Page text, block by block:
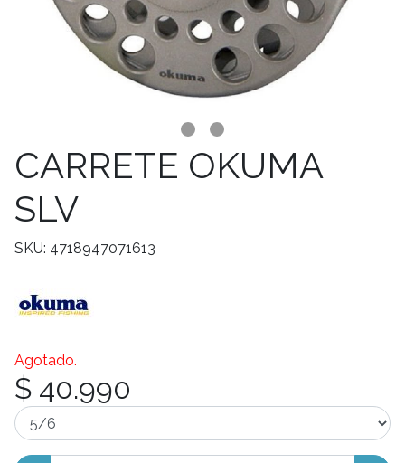
CARRETE OKUMA
SLV
SKU: 4718947071613
Agotado.
$ 40.990